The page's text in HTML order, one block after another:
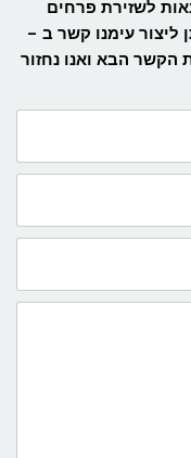
לשזירת פרחים​
עימנו קשר ב –
יצירת הקשר הבא ואנו נחזור